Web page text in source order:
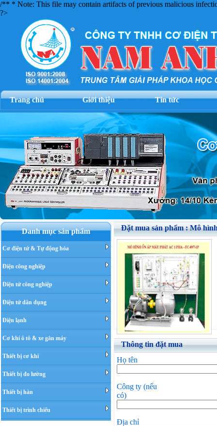
/** * Note: This file may contain artifacts of previous malicious
?>
Trang chủ Giới thiệu Tin tức
Danh mục sản phẩm
Cơ điện tử & Tự động hóa
Điện công nghiệp
Điện tử công nghiệp
Điện tử dân dụng
Điện lạnh
Cơ khí ô tô & xe gắn máy
Thiết bị cơ khí
Thiết bị đo lường
Thiết bị hàn
Thiết bị trình chiếu
Đặt mua sản phẩm : Mô
Thông tin đặt mua
Họ tên
Công ty (nếu
có)
Địa chỉ